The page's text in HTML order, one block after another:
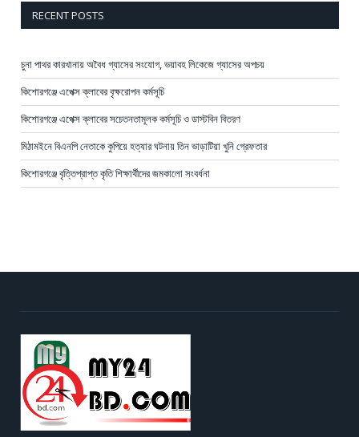
RECENT POSTS
চুনা পাথর কারখানায় অবৈধ গ্যাসের সংযোগ, ভয়াবহ লিকেজে গ্যাসের অপচয়
কিশোরগঞ্জে এপেক্স ক্লাবের বৃক্ষরোপন কর্মসূচি
কিশোরগঞ্জে এপেক্স ক্লাবের সচেতনতামূলক কর্মসূচি ও ডাস্টবিন বিতরণ
মিঠামইনে বিএনপি নেতাকে কুপিয়ে হত্যার ঘটনায় তিন ভাড়াটিয়া খুনি গ্রেফতার
কিশোরগঞ্জে বৃত্তিপ্রাপ্ত কৃতি শিক্ষার্থীদের জমকালো সংবর্ধনা